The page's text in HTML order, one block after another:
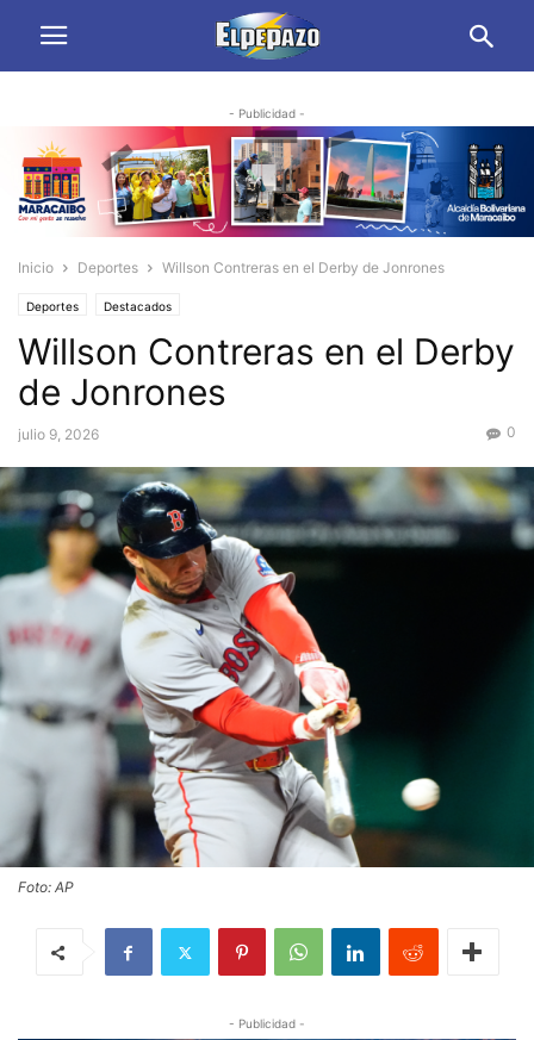
- Publicidad -
Inicio Deportes Willson Contreras en el Derby de Jonrones
Deportes Destacados
Willson Contreras en el Derby
de Jonrones
julio 9, 2026 0
Foto: AP
- Publicidad -